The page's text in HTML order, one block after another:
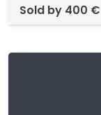
sold by 400 €